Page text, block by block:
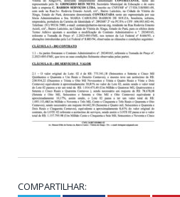
COMPARTILHAR: